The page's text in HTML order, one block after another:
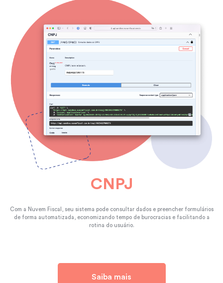
CNPJ
Com a Nuvem Fiscal, seu sistema pode consultar dados e preencher formulários
de forma automatizada, economizando tempo de burocracias e facilitando a
rotina do usuário.
Saiba mais